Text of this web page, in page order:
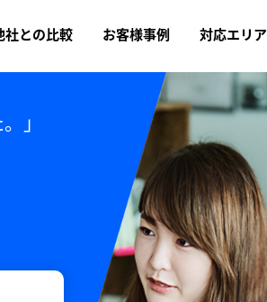
社との比較 お客様事例 対応エリア
」